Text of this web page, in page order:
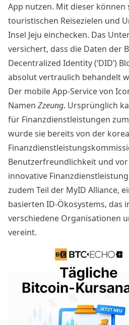
App nutzen. Mit dieser können
touristischen Reisezielen und
Insel Jeju einchecken. Das
versichert, dass die Daten der
Decentralized Identity (‘DID’)
absolut vertraulich behandelt
Der mobile App-Service von
Namen Zzeung. Ursprünglich
für Finanzdienstleistungen
wurde sie bereits von der
Benutzerfreundlichkeit und
innovative
zudem Teil der MyID Alliance,
basierten ID-Ökosystems, das
verschiedene Organisationen
vereint.